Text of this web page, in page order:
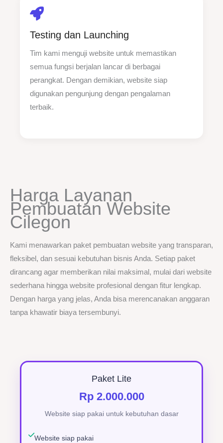
Testing dan Launching
Tim kami menguji website untuk memastikan
semua fungsi berjalan lancar di berbagai
perangkat. Dengan demikian, website siap
digunakan pengunjung dengan pengalaman
terbaik.
Harga Layanan
Pembuatan Website
Cilegon
Kami menawarkan paket pembuatan website yang transparan,
fleksibel, dan sesuai kebutuhan bisnis Anda. Setiap paket
dirancang agar memberikan nilai maksimal, mulai dari website
sederhana hingga website profesional dengan fitur lengkap.
Dengan harga yang jelas, Anda bisa merencanakan anggaran
tanpa khawatir biaya tersembunyi.
Paket Lite
Rp 2.000.000
Website siap pakai untuk kebutuhan dasar
Website siap pakai